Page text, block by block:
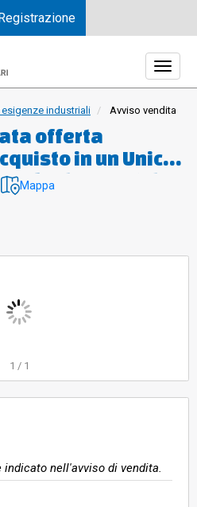
industriali Avviso vendita
offerta
in un Unico
degli immobili
Roma (RM) di
di
artt. 508, 585
agli immobili
di Euro
immobili siti in
Immobile
Via Ison
Mappa
1 / 1
nell'avviso di vendita.